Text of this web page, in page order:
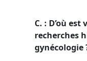
C. : D’où
recherches
gynécologie